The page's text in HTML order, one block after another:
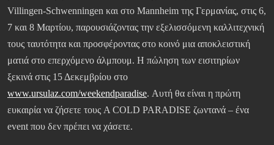
Villingen-Schwenningen και στο Mannheim της Γερμανίας, στις 6,
7 και 8 Μαρτίου, παρουσιάζοντας την εξελισσόμενη καλλιτεχνική
τους ταυτότητα και προσφέροντας στο κοινό μια αποκλειστική
ματιά στο επερχόμενο άλμπουμ. Η πώληση των εισιτηρίων
ξεκινά στις 15 Δεκεμβρίου στο
www.ursulaz.com/weekendparadise. Αυτή θα είναι η πρώτη
ευκαιρία να ζήσετε τους A COLD PARADISE ζωντανά – ένα
event που δεν πρέπει να χάσετε.